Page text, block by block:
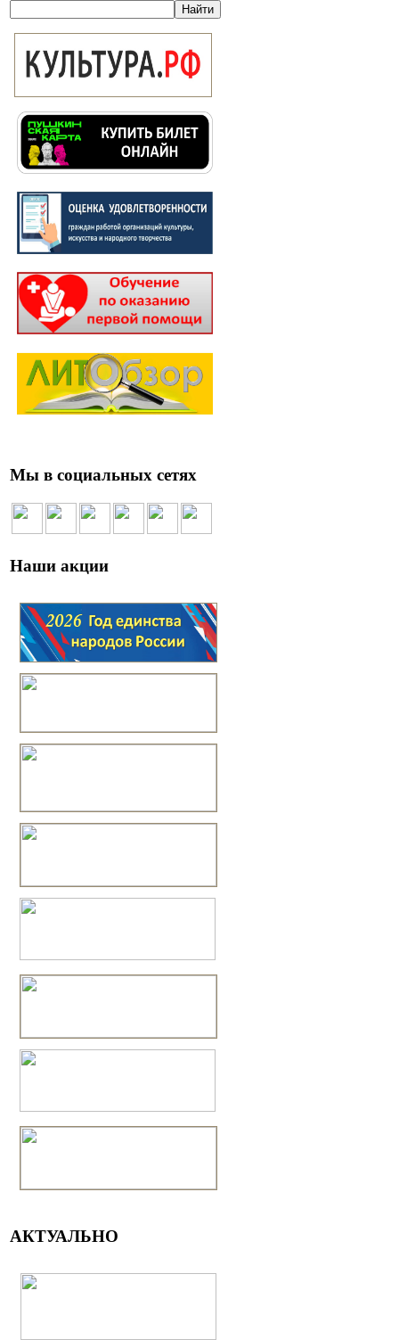
Мы в социальных сетях
Наши акции
АКТУАЛЬНО